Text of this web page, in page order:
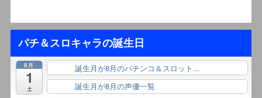
パチ＆スロキャラの誕生日
8月
1
土
誕生月が8月のパチンコ＆スロット...
誕生月が8月の声優一覧